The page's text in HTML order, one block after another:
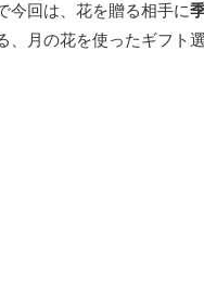
今回は、花を贈る相手に
、月の花を使ったギフト